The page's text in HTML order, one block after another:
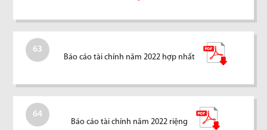
63
Báo cáo tài chính năm 2022 hợp nhất
64
Báo cáo tài chính năm 2022 riệng